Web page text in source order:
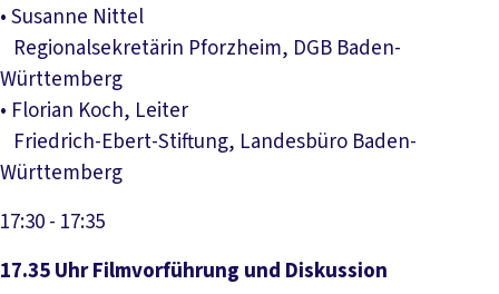
• Susanne Nittel
Regionalsekretärin Pforzheim, DGB Baden-
Württemberg
• Florian Koch, Leiter
Friedrich-Ebert-Stiftung, Landesbüro Baden-
Württemberg
17:30- 17:35
17.35 Uhr Filmvorführung und Diskussion